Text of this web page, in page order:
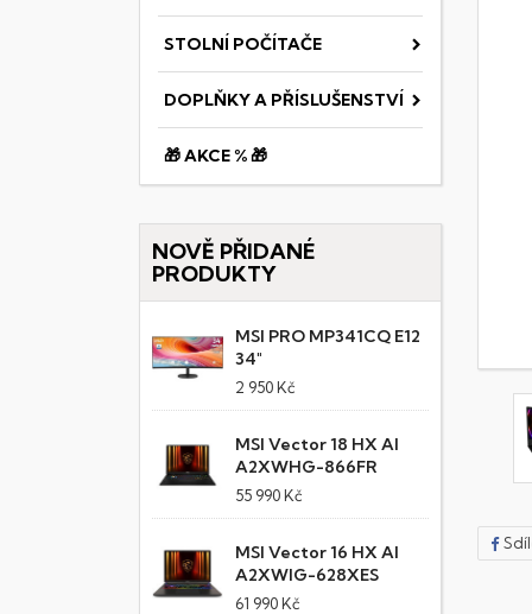
STOLNÍ POČÍTAČE
DOPLŇKY A PŘÍSLUŠENSTVÍ
🎁 AKCE % 🎁
NOVĚ PŘIDANÉ
PRODUKTY
MSI PRO MP341CQ E12
34"
2 950 Kč
MSI Vector 18 HX AI
A2XWHG-866FR
55 990 Kč
MSI Vector 16 HX AI
A2XWIG-628XES
61 990 Kč